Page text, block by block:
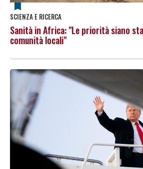
SCIENZA E RICERCA
Sanità in Africa: "Le priorità siano
comunità locali"